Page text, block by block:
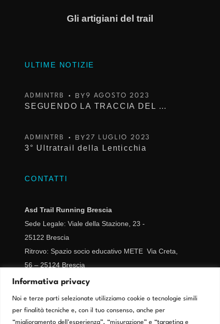
Informativa privacy
Noi e terze parti selezionate utilizziamo cookie o tecnologie simili
per finalità tecniche e, con il tuo consenso, anche per
“miglioramento dell'esperienza”, “misurazione” e “targeting e
Gli artigiani del trail
ULTIME NOTIZIE
SEGUENDO LA TRACCIA DEL TROFEO KIMA
9 AGOSTO 2023
BY
ADMINTRB
3° Ultratrail della Lenticchia
27 LUGLIO 2023
BY
ADMINTRB
CONTATTI
Asd Trail Running Brescia
Sede Legale: Viale della Stazione, 23 -
25122 Brescia
Ritrovo: Spazio socio educativo METE Via Creta,
56 – 25124 Brescia
CF/IVA 02977670989
Cookie Policy